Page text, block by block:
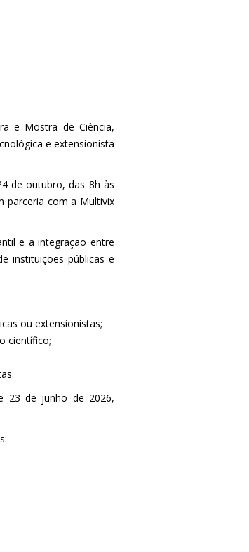
e Mostra de Ciência,
e extensionista
de outubro, das 8h às
parceria com a Multivix
e a integração entre
instituições públicas e
ou extensionistas;
científico;
23 de junho de 2026,